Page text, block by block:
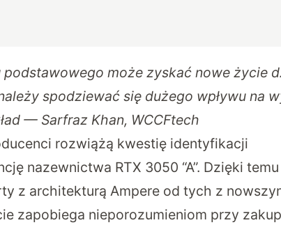
podstawowego może zyskać nowe życie
spodziewać się dużego wpływu na
— Sarfraz Khan, WCCFtech
rozwiążą kwestię identyfikacji
nazewnictwa RTX 3050 “A”. Dzięki
z architekturą Ampere od tych z
zapobiega nieporozumieniom przy